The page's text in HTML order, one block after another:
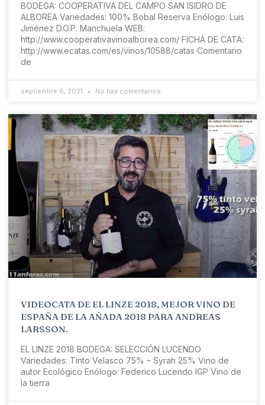
BODEGA: COOPERATIVA DEL CAMPO SAN ISIDRO DE
ALBOREA Variedades: 100% Bobal Reserva Enólogo: Luis
Jiménez D.O.P. Manchuela WEB:
http://www.cooperativavinoalborea.com/ FICHA DE CATA:
http://www.ecatas.com/es/vinos/10588/catas Comentario
de
septiembre 6, 2021 No hay comentarios
VIDEOCATA DE EL LINZE 2018, MEJOR VINO DE
ESPAÑA DE LA AÑADA 2018 PARA ANDREAS
LARSSON.
EL LINZE 2018 BODEGA: SELECCIÓN LUCENDO
Variedades: Tinto Velasco 75% – Syrah 25% Vino de
autor Ecológico Enólogo: Federico Lucendo IGP Vino de
la tierra